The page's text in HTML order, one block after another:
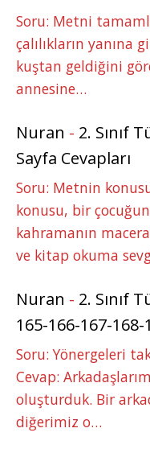
Soru: Metni
çalılıkların yanına
kuştan geldiğini
annesine…
Nuran - 2. Sınıf
Sayfa Cevapları
Soru: Metnin
konusu, bir
kahramanın
ve kitap okuma
Nuran - 2. Sınıf
165-166-167-168-
Soru: Yönergeleri
Cevap:
oluşturduk. Bir
diğerimiz o…